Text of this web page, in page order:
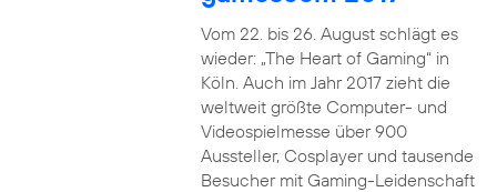
Vom 22. bis 26. August schlägt es
wieder: „The Heart of Gaming“ in
Köln. Auch im Jahr 2017 zieht die
weltweit größte Computer- und
Videospielmesse über 900
Aussteller, Cosplayer und tausende
Besucher mit Gaming-Leidenschaft